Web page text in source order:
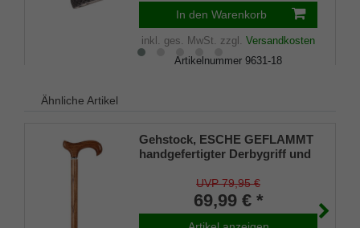
In den Warenkorb
inkl. ges. MwSt. zzgl. Versandkosten
Artikelnummer 9631-18
Ähnliche Artikel
Gehstock, ESCHE GEFLAMMT
handgefertigter Derbygriff und
Eschenholz, Chromring,
geflammt und seidenmatt
lackiert, inkl Gummipuffer
UVP 79,95 €
69,99 € *